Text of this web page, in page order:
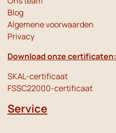
Blog
Algemene voorwaarden
Privacy
Download onze certificaten:
SKAL-certificaat
FSSC22000-certificaat
Service